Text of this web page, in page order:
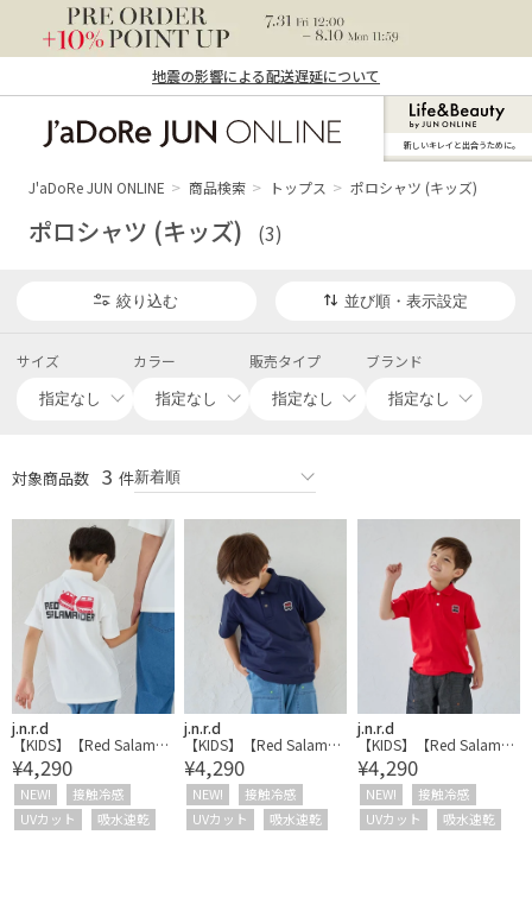
地震の影響による配送遅延について
ン オンライン）
新しいキレイと出合うために。
J'aDoRe JUN ONLINE 商品検索 トップス ポロシャツ (キッズ)
ポロシャツ (キッズ) (3)
絞り込む 並び順・表示設定
サイズ カラー 販売タイプ ブランド
対象商品数 3 件
j.n.r.d
【KIDS】【Red Salaman
der】プリントポロ
¥4,290
NEW!
接触冷感
UVカット
吸水速乾
j.n.r.d
【KIDS】【Red Salaman
der】プリントポロ
¥4,290
NEW!
接触冷感
UVカット
吸水速乾
j.n.r.d
【KIDS】【Red Salaman
der】プリントポロ
¥4,290
NEW!
接触冷感
UVカット
吸水速乾